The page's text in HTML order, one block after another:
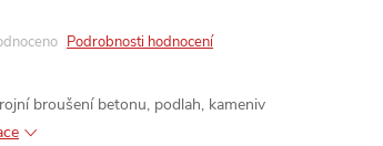
Podrobnosti hodnocení
broušení betonu, podlah, kameniv